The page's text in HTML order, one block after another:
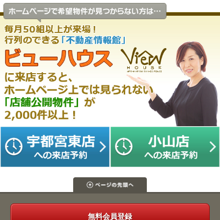
無料会員登録